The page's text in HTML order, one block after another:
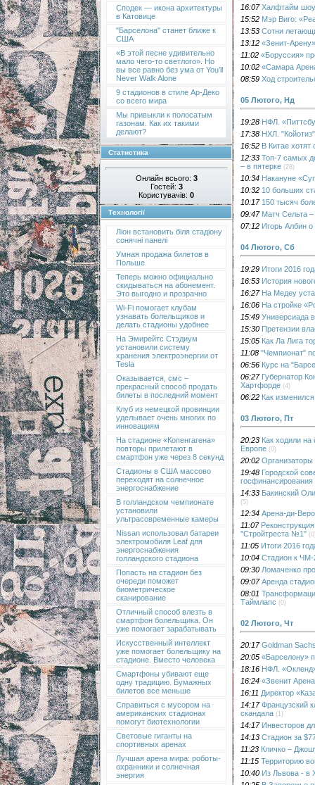
Сподек — икона архитектуры
в Катовице
"Барселона" станет ближе к
США
«В этой песне удивительно
мало чего-то светлого». Но
вы все равно без ума от You’ll
Never Walk Alone
9 стадионов в стиле Ар-Деко
со всего мира
Мы привыкли к полосатым
газонам. Как их такими
делают?
Статистика
Онлайн всього: 3
Гостей: 3
Користувачів: 0
Технології
Ліон встановить біля стадіону
сонячні панелі
Умная продажа билетов в
Польше
Теперь можно официально
скидываться на абонемент.
Это выгодно и прозрачно
Wi-Fi помогает клубам
узнавать болельщиков и
делать стадионы удобнее
На Эмирейтс Стэдиум
установили систему
хранения электроэнергии от
Tesla
Оказывается, смс –
прекрасный способ продать
билеты в последний момент
Клуб из немецкой провинции
уделывает очень многих по
инновациям
На стадионе «Копенгагена»
повторы прилетают в
смартфон уже через 8 секунд
Стадионы в США массово
переходят на солнечное
энергоснабжение
В голландском чемпионате
установили
ультрасовременные камеры
Nissan использовал батареи
электромобиля Leaf для
энергоснабжения
голландского стадиона
Попасть на стадион без
очереди поможет
биометрическое
сканирование
Отличный способ влезть в
смартфон болельщика. Он
уже помогает зарабатывать
Искусственный интеллект
уже помогает болельщику на
стадионе. Вместо человека
Смартфоны убивают еще
одну традицию. Бумажных
билетов все меньше
Справиться с мусором на
американских стадионах
помогут биотехнологии
Световые гиганты на
спортивных аренах
Лучшая арена мира: роботы-
охранники и солнечная
энергия
16:07 Халфтайм
15:52 Мэр Виго:
13:53 Сотни
13:12 «Зенит-
11:02 «Боруссия»
10:02 «Самара
08:59 Ход
05 Лютого, Нд
19:28 НФЛ.
17:38 НХЛ.
16:52 В Китае
12:33 Топ-7 самых
– в пятерке (28)
10:34 Накануне
10:32 10 больших
10:17 150 тысяч
09:47 Матч Сельта
07:12 Игорь Албин
04 Лютого, Сб
19:29 Итоги 2016
16:53 История
16:27 На Медеу
16:06 На стройке
15:49 Универсиада
15:30 Претензии
15:05 Как Ла Лига
11:08 "Чемпионат"
06:56 Курс на
06:27 Губернатор
Хартфорде (4)
06:22 Как
03 Лютого, Пт
20:23 Как ходили
Европе (0)
20:02
19:48 Городской
госфинансирования
14:33 Бакинский
(5)
12:34 Арена-ди-
11:07
"Стройтреста №1"
11:05 Итоги 2016
10:04 Стадион к ЧМ-
09:30 Ломаченко
09:07 Аренда
08:01
Таймлапс (0)
02 Лютого, Чт
20:17 Goldman
20:05 «Барселону»
18:16 НФЛ.
16:24 «Звенит
16:11 Директор
14:17 Французский
скандала (1)
14:17 Инвесторов
14:13 Стадион за
11:23 Кличко –
11:15 Территорию
10:40 Из Львова - в